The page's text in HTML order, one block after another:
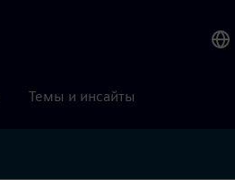
Темы и инсайты